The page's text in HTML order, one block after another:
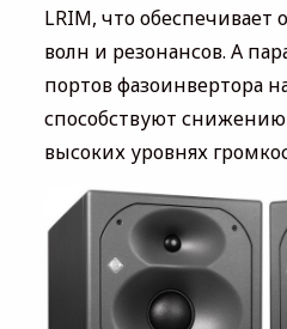
LRIM, что обеспечивает
волн и резонансов. А
портов фазоинвертора
способствуют
высоких уровнях